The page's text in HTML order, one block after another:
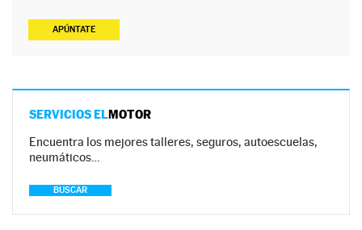
APÚNTATE
SERVICIOS ELMOTOR
Encuentra los mejores talleres, seguros, autoescuelas,
neumáticos…
BUSCAR